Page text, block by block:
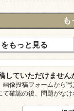
も
もっと見る
していただけません
像投稿フォームから写
確認の後、問題がなけ